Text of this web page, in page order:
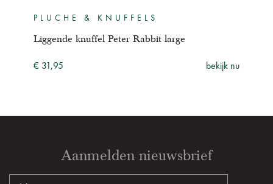
PLUCHE & KNUFFELS
Liggende knuffel Peter Rabbit large
€ 31,95 bekijk nu
Aanmelden nieuwsbrief